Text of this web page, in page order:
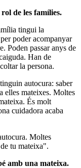
de les famílies.
tingui la
poder acompanyar
Poden passar anys de
Han de
la persona.
autocura: saber
elles mateixes. Moltes
És molt
cuidadora acaba
Moltes
tu mateixa".
amb una mateixa.